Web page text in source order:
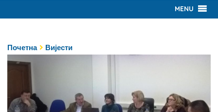
MENU
Почетна Вијести